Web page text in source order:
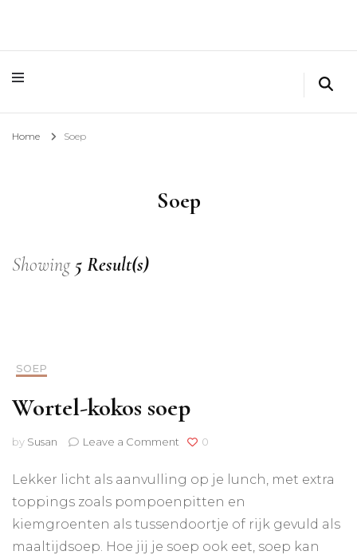
Home Soep
Soep
Showing 5 Result(s)
SOEP
Wortel-kokos soep
by Susan Leave a Comment on
soep
0
Lekker licht als aanvulling op je lunch, met extra
toppings zoals pompoenpitten en
kiemgroenten als tussendoortje of rijk gevuld als
maaltijdsoep. Hoe jij je soep ook eet, soep kan